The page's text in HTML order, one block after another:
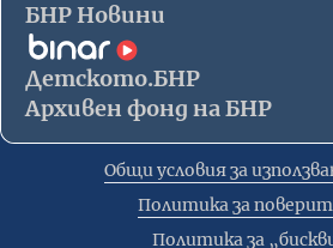
БНР Новини
Детското.БНР
Архивен фонд на БНР
Общи условия за
Политика за
Политика за